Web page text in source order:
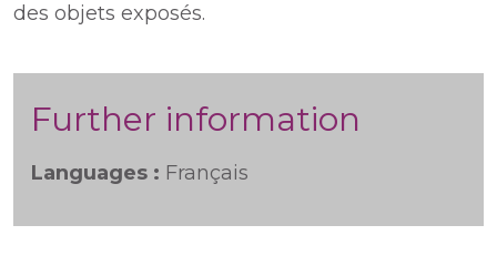
des objets exposés.
Further information
Languages : Français